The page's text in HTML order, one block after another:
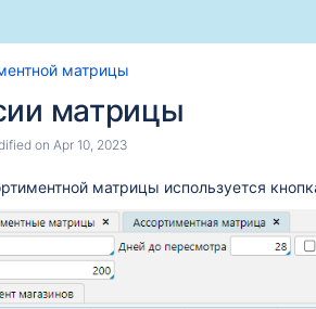
матрицы
end
start
матрицы
on Apr 10, 2023
матрицы используется